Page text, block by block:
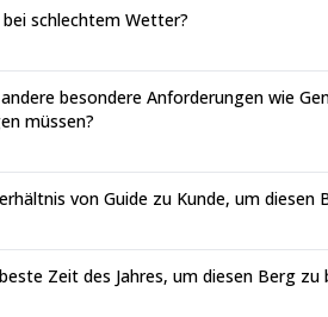
schlechtem Wetter?
besondere Anforderungen wie
müssen?
von Guide zu Kunde, um diesen
Zeit des Jahres, um diesen Berg zu